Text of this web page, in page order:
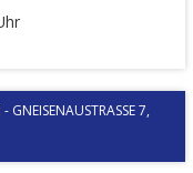
- GNEISENAUSTRASSE 7, 1